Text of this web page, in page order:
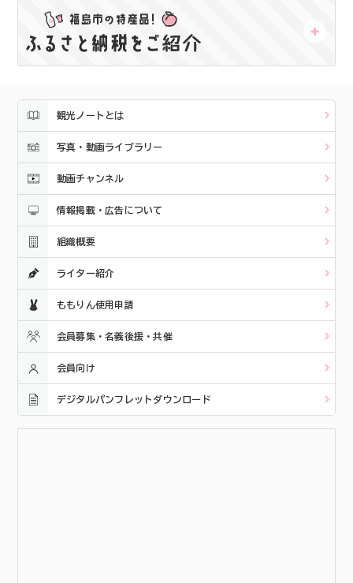
観光ノートとは
写真・動画ライブラリー
動画チャンネル
情報掲載・広告について
組織概要
ライター紹介
ももりん使用申請
会員募集・名義後援・共催
会員向け
デジタルパンフレットダウンロード